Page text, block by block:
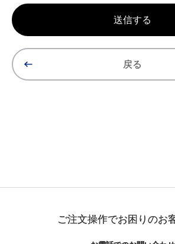
戻る
ご注文操作でお困りのお